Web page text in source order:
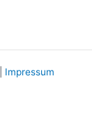
Impressum